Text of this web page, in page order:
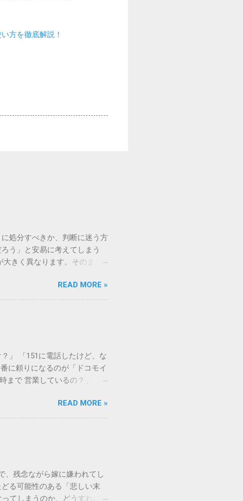
方を徹底解説！
処分すべきか、判断に迷う方
う」と安易に考えてしまう
きく異なります。そのまま
を徹底解説します。 墨汁を
」、そして水です。これらは
発生します。 1. 環境への深
らの微粒子を完全に分解・
や生態系へ悪影響を及ぼすリ
き起こします。特に築年数が
せん。 3. 頑固なシミと汚れ
、取れない黒ずみとなりま
は、「液体として流さない」
1：新聞紙や古布に吸わせて
。 準備するもの： 古新聞、
READ MORE »
」 「151に電話したけど、な
に頼りになるのが「ドコモイ
まで 営業しているの？」「
時の対処法をわかりやすく解
メーションセンター「151」
「 151 営業時間 」を気にす
きますね。 この時間内であ
ができます。ただし、ドコ
時間 と同じく「午前9時～午
ここでは、さらに詳しく「
READ MORE »
、残念ながら嫁に嫌われてし
る可能性のある「悲しい末
てしまうのか、どうすれば